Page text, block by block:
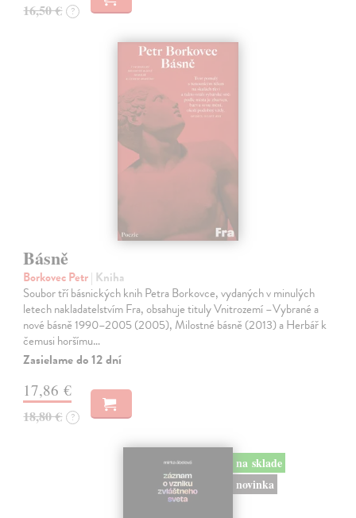
16,50 € ?
Básně
Borkovec Petr| Kniha
Soubor tří básnických knih Petra Borkovce, vydaných v minulých
letech nakladatelstvím Fra, obsahuje tituly Vnitrozemí –Vybrané a
nové básně 1990–2005 (2005), Milostné básně (2013) a Herbář k
čemusi horšímu…
Zasielame do 12 dní
17,86 €
18,80 € ?
na sklade
novinka